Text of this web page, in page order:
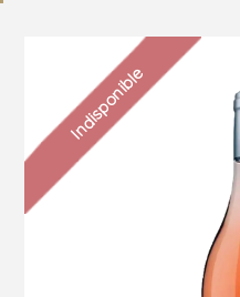
Indisponible